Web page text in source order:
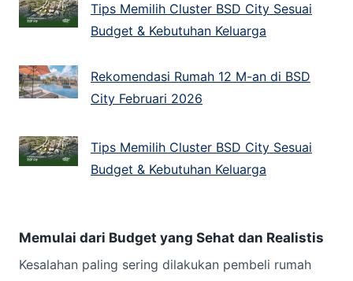
Tips Memilih Cluster BSD City Sesuai
Budget & Kebutuhan Keluarga
Rekomendasi Rumah 12 M-an di BSD
City Februari 2026
Tips Memilih Cluster BSD City Sesuai
Budget & Kebutuhan Keluarga
Memulai dari Budget yang Sehat dan Realistis
Kesalahan paling sering dilakukan pembeli rumah